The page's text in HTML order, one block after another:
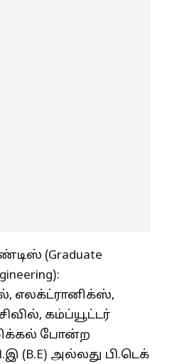
(Graduate
எலக்ட்ரானிக்ஸ்,
கம்ப்யூட்டர்
போன்ற
(B.E) அல்லது பி.டெக்